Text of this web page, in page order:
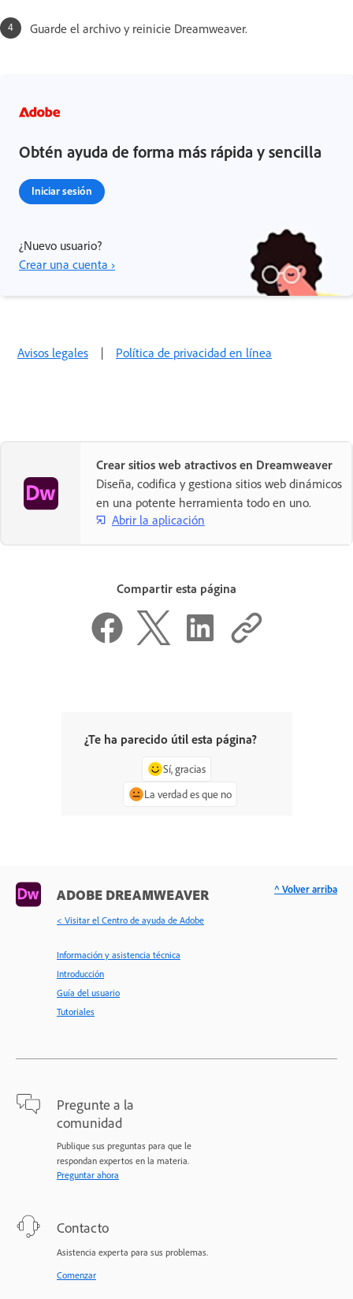
Guarde el archivo y reinicie Dreamweaver.
Obtén ayuda de forma más rápida y sencilla
Iniciar sesión
¿Nuevo usuario?
Crear una cuenta ›
Avisos legales | Política de privacidad en línea
Crear sitios web atractivos en Dreamweaver
Diseña, codifica y gestiona sitios web dinámicos
en una potente herramienta todo en uno.
Abrir la aplicación
Compartir esta página
¿Te ha parecido útil esta página?
Sí, gracias
La verdad es que no
ADOBE DREAMWEAVER
< Visitar el Centro de ayuda de Adobe
Información y asistencia técnica
Introducción
Guía del usuario
Tutoriales
Pregunte a la
comunidad
Publique sus preguntas para que le
respondan expertos en la materia.
Preguntar ahora
Contacto
Asistencia experta para sus problemas.
Comenzar
^ Volver arriba